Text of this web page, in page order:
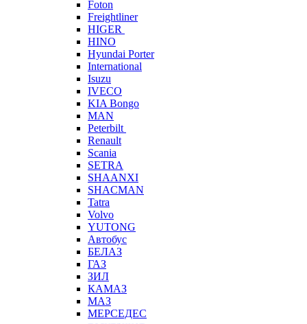
Foton
Freightliner
HIGER
HINO
Hyundai Porter
International
Isuzu
IVECO
KIA Bongo
MAN
Peterbilt
Renault
Scania
SETRA
SHAANXI
SHACMAN
Tatra
Volvo
YUTONG
Автобус
БЕЛАЗ
ГАЗ
ЗИЛ
КАМАЗ
МАЗ
МЕРСЕДЕС